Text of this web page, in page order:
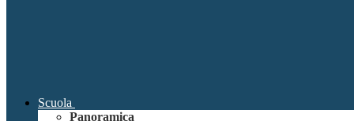
Scuola
Panoramica